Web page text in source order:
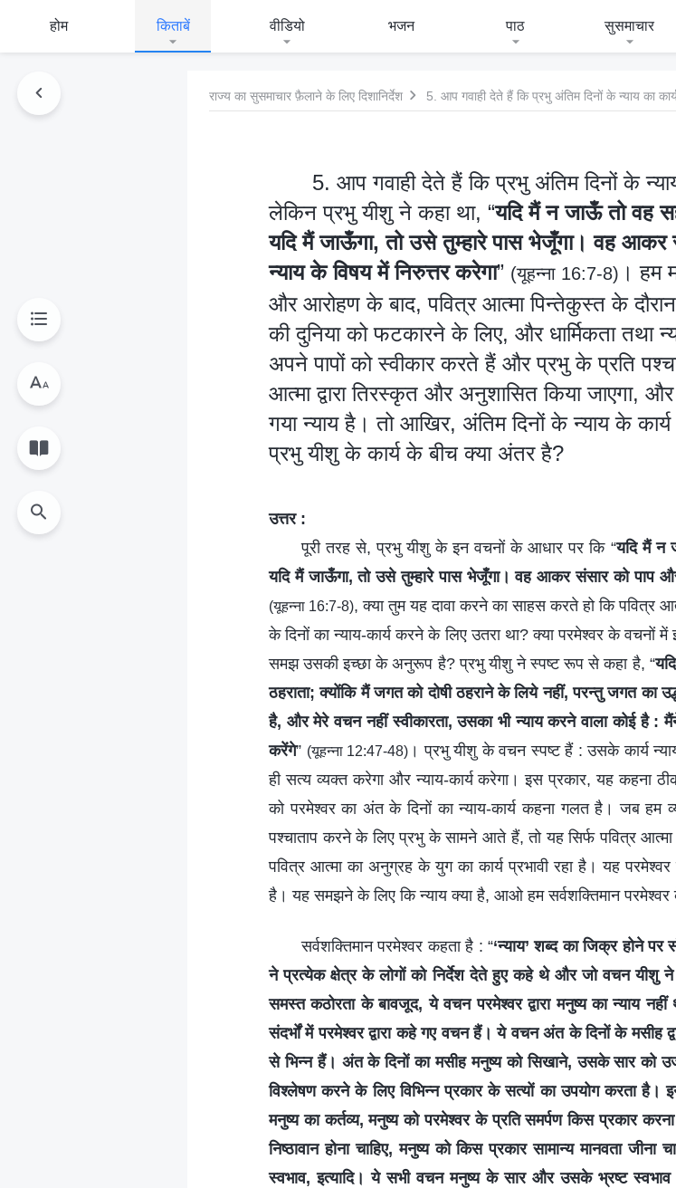
होम किताबें वीडियो भजन पाठ सुसमाचार
राज्य का सुसमाचार फ़ैलाने के लिए दिशानिर्देश
5. आप गवाही देते हैं कि प्रभु अंतिम दिनों के
लेकिन प्रभु यीशु ने कहा था, “यदि मैं न जाऊँ तो वह
यदि मैं जाऊँगा, तो उसे तुम्हारे पास भेजूँगा। वह आकर
न्याय के विषय में निरुत्तर करेगा” (यूहन्ना 16:7-8) । हम
और आरोहण के बाद, पवित्र आत्मा पिन्तेकुस्त के
की दुनिया को फटकारने के लिए, और धार्मिकता
अपने पापों को स्वीकार करते हैं और प्रभु के प्रति
आत्मा द्वारा तिरस्कृत और अनुशासित किया जाएगा, और
गया न्याय है। तो आखिर, अंतिम दिनों के न्याय के
प्रभु यीशु के कार्य के बीच क्या अंतर है?
उत्तर :
पूरी तरह से, प्रभु यीशु के इन वचनों के आधार पर कि “यदि मैं न
यदि मैं जाऊँगा, तो उसे तुम्हारे पास भेजूँगा। वह आकर संसार को पाप और
(यूहन्ना 16:7-8), क्या तुम यह दावा करने का साहस करते हो कि पवित्र
के दिनों का न्याय-कार्य करने के लिए उतरा था? क्या परमेश्वर के वचनों
समझ उसकी इच्छा के अनुरूप है? प्रभु यीशु ने स्पष्ट रूप से कहा है, “
ठहराता; क्योंकि मैं जगत को दोषी ठहराने के लिये नहीं, परन्तु जगत का
है, और मेरे वचन नहीं स्वीकारता, उसका भी न्याय करने वाला कोई है :
करेंगे” (यूहन्ना 12:47-48) । प्रभु यीशु के वचन स्पष्ट हैं : उसके कार्य
ही सत्य व्यक्त करेगा और न्याय-कार्य करेगा। इस प्रकार, यह कहना
को परमेश्वर का अंत के दिनों का न्याय-कार्य कहना गलत है। जब
पश्चाताप करने के लिए प्रभु के सामने आते हैं, तो यह सिर्फ पवित्र
पवित्र आत्मा का अनुग्रह के युग का कार्य प्रभावी रहा है। यह
है। यह समझने के लिए कि न्याय क्या है, आओ हम सर्वशक्तिमान
सर्वशक्तिमान परमेश्वर कहता है : “‘न्याय’ शब्द का जिक्र होने
ने प्रत्येक क्षेत्र के लोगों को निर्देश देते हुए कहे थे और जो वचन यीशु
समस्त कठोरता के बावजूद, ये वचन परमेश्वर द्वारा मनुष्य का न्याय नहीं
संदर्भों में परमेश्वर द्वारा कहे गए वचन हैं। ये वचन अंत के दिनों के मसीह
से भिन्न हैं। अंत के दिनों का मसीह मनुष्य को सिखाने, उसके सार को
विश्लेषण करने के लिए विभिन्न प्रकार के सत्यों का उपयोग करता है।
मनुष्य का कर्तव्य, मनुष्य को परमेश्वर के प्रति समर्पण किस प्रकार
निष्ठावान होना चाहिए, मनुष्य को किस प्रकार सामान्य मानवता
स्वभाव, इत्यादि। ये सभी वचन मनुष्य के सार और उसके भ्रष्ट